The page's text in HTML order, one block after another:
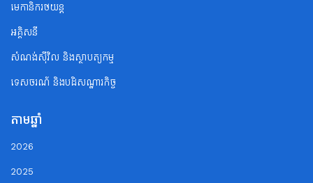
មេកានិករថយន្ត
អគ្គិសនី
សំណង់ស៊ីវិល និងស្ថាបត្យកម្ម
ទេសចរណ័ និងបដិសណ្ឋារកិច្ច
តាមឆ្នាំ
2026
2025